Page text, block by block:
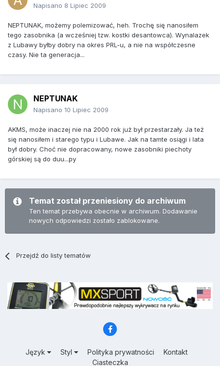
Napisano 8 Lipiec 2009
NEPTUNAK, możemy polemizować, heh. Trochę się nanosiłem
tego zasobnika (a wcześniej tzw. kostki desantowca). Wynalazek
z Lubawy byłby dobry na okres PRL-u, a nie na współczesne
czasy. Nie ta generacja...
NEPTUNAK
Napisano 10 Lipiec 2009
AKMS, może inaczej nie na 2000 rok już był przestarzały. Ja też
się nanosiłem i starego typu i Lubawe. Jak na tamte osiągi i lata
był dobry. Choć nie dopracowany, nowe zasobniki piechoty
górskiej są do duu...py
Temat został przeniesiony do archiwum
Ten temat przebywa obecnie w archiwum. Dodawanie
nowych odpowiedzi zostało zablokowane.
Przejdź do listy tematów
Język Styl Polityka prywatności
Kontakt
Ciasteczka